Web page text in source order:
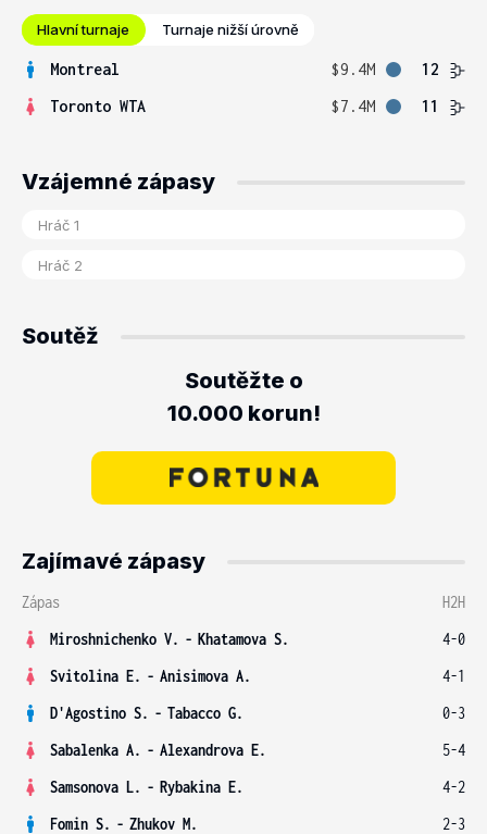
Hlavní turnaje Turnaje nižší úrovně
Montreal $9.4M
12
Toronto WTA
$7.4M 11
Vzájemné zápasy
Soutěž
Soutěžte o
10.000 korun!
Zajímavé zápasy
Zápas
H2H
Miroshnichenko V. - Khatamova S.
4-0
Svitolina E. - Anisimova A.
4-1
D'Agostino S. - Tabacco G.
0-3
Sabalenka A. - Alexandrova E.
5-4
Samsonova L. - Rybakina E.
4-2
Fomin S. - Zhukov M. 2-3